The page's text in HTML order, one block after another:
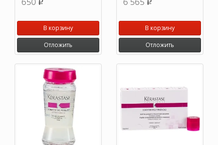
p
В корзину
Отложить
p
В корзину
Отложить